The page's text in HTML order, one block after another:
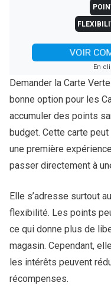
VOIR
En
Demander la Carte
bonne option pour les
accumuler des points
budget. Cette carte
une première
passer directement à
Elle s’adresse surtout
flexibilité. Les points
ce qui donne plus de
magasin. Cependant,
les intérêts peuvent
récompenses.